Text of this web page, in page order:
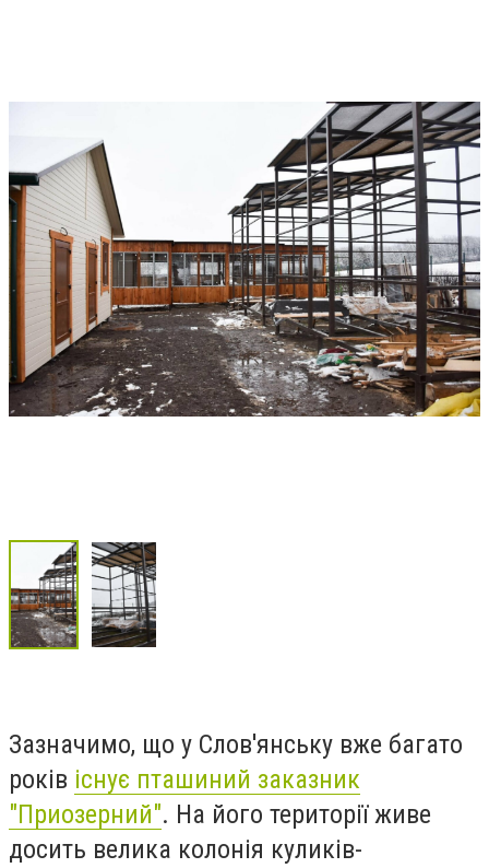
Зазначимо, що у Слов'янську вже багато
років існує пташиний заказник
"Приозерний". На його території живе
досить велика колонія куликів-